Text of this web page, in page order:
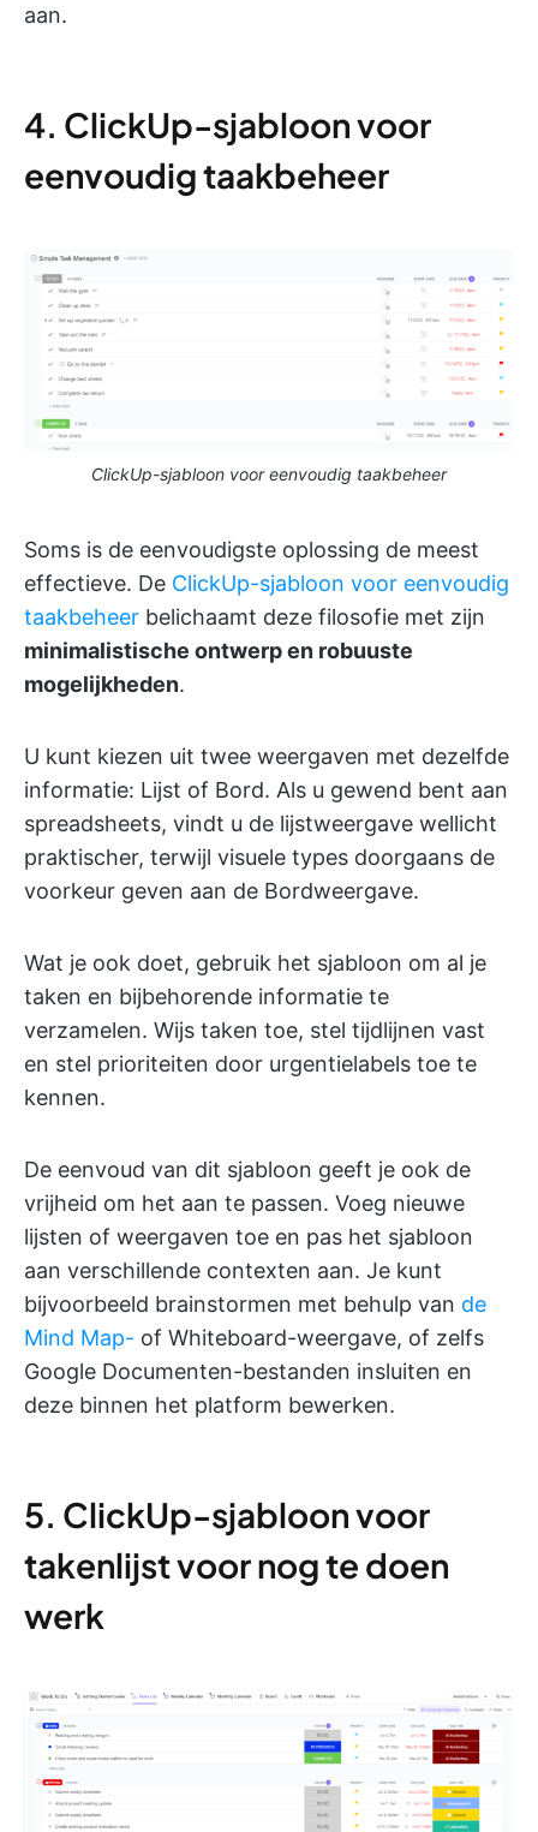
aan.
4. ClickUp-sjabloon voor
eenvoudig taakbeheer
ClickUp-sjabloon voor eenvoudig taakbeheer
Soms is de eenvoudigste oplossing de meest
effectieve. De ClickUp-sjabloon voor eenvoudig
taakbeheer belichaamt deze filosofie met zijn
minimalistische ontwerp en robuuste
mogelijkheden.
U kunt kiezen uit twee weergaven met dezelfde
informatie: Lijst of Bord. Als u gewend bent aan
spreadsheets, vindt u de lijstweergave wellicht
praktischer, terwijl visuele types doorgaans de
voorkeur geven aan de Bordweergave.
Wat je ook doet, gebruik het sjabloon om al je
taken en bijbehorende informatie te
verzamelen. Wijs taken toe, stel tijdlijnen vast
en stel prioriteiten door urgentielabels toe te
kennen.
De eenvoud van dit sjabloon geeft je ook de
vrijheid om het aan te passen. Voeg nieuwe
lijsten of weergaven toe en pas het sjabloon
aan verschillende contexten aan. Je kunt
bijvoorbeeld brainstormen met behulp van de
Mind Map- of Whiteboard-weergave, of zelfs
Google Documenten-bestanden insluiten en
deze binnen het platform bewerken.
5. ClickUp-sjabloon voor
takenlijst voor nog te doen
werk